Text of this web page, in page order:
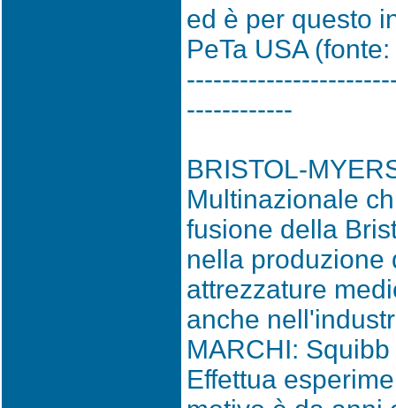
ed è per questo
PeTa USA
------------
BRISTOL-
Multinazionale
fusione della
nella produzione
attrezzature
anche
MARCHI:
Effettua